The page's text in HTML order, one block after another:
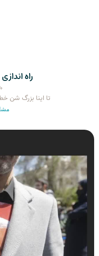
راه
تا اینا بزرگ شن